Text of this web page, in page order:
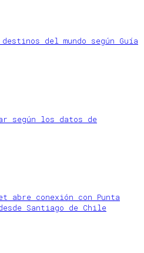
del mundo según Guía
según los datos de
abre conexión con Punta
Santiago de Chile